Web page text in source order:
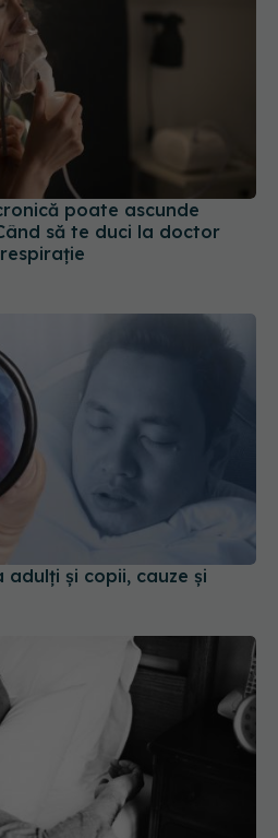
poate ascunde
să te duci la doctor
adulți și copii, cauze și
care îți poate scurta